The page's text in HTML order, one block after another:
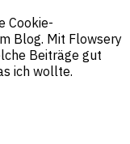
Cookie-
Blog. Mit Flowsery
Beiträge gut
ich wollte.